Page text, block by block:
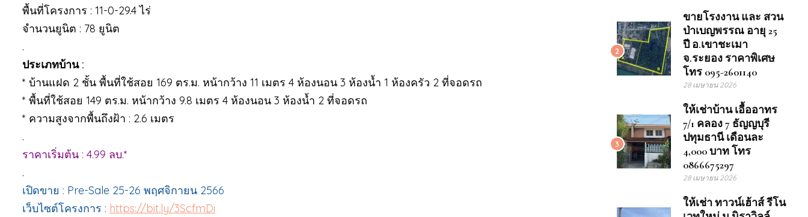
พื้นที่โครงการ : 11-0-29.4 ไร่
จำนวนยูนิต : 78 ยูนิต
.
ประเภทบ้าน :
* บ้านแฝด 2 ชั้น พื้นที่ใช้สอย 169 ตร.ม. หน้ากว้าง 11 เมตร 4 ห้องนอน 3 ห้องน้ำ 1 ห้องครัว 2 ที่จอดรถ
* พื้นที่ใช้สอย 149 ตร.ม. หน้ากว้าง 9.8 เมตร 4 ห้องนอน 3 ห้องน้ำ 2 ที่จอดรถ
* ความสูงจากพื้นถึงฝ้า : 2.6 เมตร
.
ราคาเริ่มต้น : 4.99 ลบ.*
.
เปิดขาย : Pre-Sale 25-26 พฤศจิกายน 2566
เว็บไซต์โครงการ : https://bit.ly/3ScfmDi
2
ขายโรงงาน และ สวน
ป่าเบญพรรณ อายุ 25
ปี อ.เขาชะเมา
จ.ระยอง ราคาพิเศษ
โทร 095-2601140
28 เมษายน 2026
3
ให้เช่าบ้าน เอื้ออาทร
7/1 คลอง 7 ธัญญบุรี
ปทุมธานี เดือนละ
4,000 บาท โทร
0866675297
28 เมษายน 2026
ให้เช่า ทาวน์เฮ้าส์ รีโน